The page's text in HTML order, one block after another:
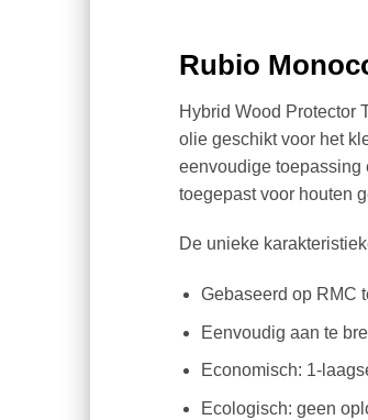
Rubio
Hybrid Wood Protector
olie geschikt voor het
eenvoudige toepassing
toegepast voor houten
De unieke
Gebaseerd op RMC
Eenvoudig aan te
Economisch: 1-
Ecologisch: geen